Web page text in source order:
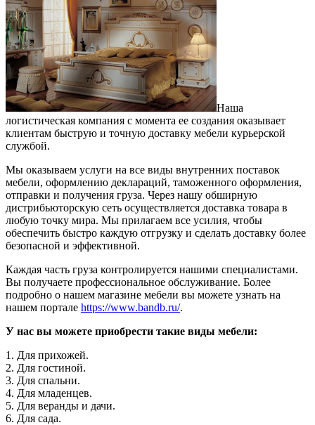
Наша
логистическая компания с момента ее создания оказывает
клиентам быструю и точную доставку мебели курьерской
службой.
Мы оказываем услуги на все виды внутренних поставок
мебели, оформлению деклараций, таможенного оформления,
отправки и получения груза. Через нашу обширную
дистрибьюторскую сеть осуществляется доставка товара в
любую точку мира. Мы прилагаем все усилия, чтобы
обеспечить быстро каждую отгрузку и сделать доставку более
безопасной и эффективной.
Каждая часть груза контролируется нашими специалистами.
Вы получаете профессиональное обслуживание. Более
подробно о нашем магазине мебели вы можете узнать на
нашем портале https://www.bandb.ru/.
У нас вы можете приобрести такие виды мебели:
1. Для прихожей.
2. Для гостиной.
3. Для спальни.
4. Для младенцев.
5. Для веранды и дачи.
6. Для сада.